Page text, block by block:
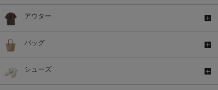
アウター
バッグ
シューズ